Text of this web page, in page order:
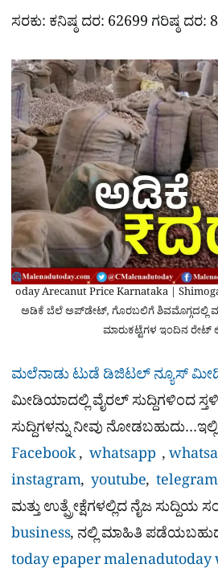
ಸರಕು: ಕನಿಷ್ಠ ದರ: 62699 ಗರಿಷ್ಠ ದರ:
oday Arecanut Price Karnataka |
ಅಡಿಕೆ ಬೆಲೆ ಅಪ್‌ಡೇಟ್, ಗೊರಬಲಿಗೆ ಶಿವಮೊಗ್ಗದಲ್ಲಿ
ಮಾರುಕಟ್ಟೆಗಳ ಇಂದಿನ ರೇಟ್
ಮಲೆನಾಡು ಟುಡೆ ಡಿಜಿಟಲ್ ನ್ಯೂಸ್
ಮೀಡಿಯಾದಲ್ಲಿ ವೈರಲ್​ ಸುದ್ದಿಗಳಿಂದ
ಸುದ್ದಿಗಳನ್ನು ನೀವು
Facebook, whatsapp ,
instagram, youtube, telegram
ಮತ್ತು ಉತ್ಪ್ರೇಕ್ಷೆಗಳಲ್ಲಿದ ನೈಜ ಸುದ್ದಿಯ
business, ನಲ್ಲಿ ಮಾಹಿತಿ
today epapermalenadutoday